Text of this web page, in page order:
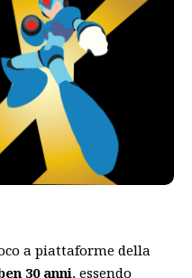
a piattaforme della
30 anni, essendo